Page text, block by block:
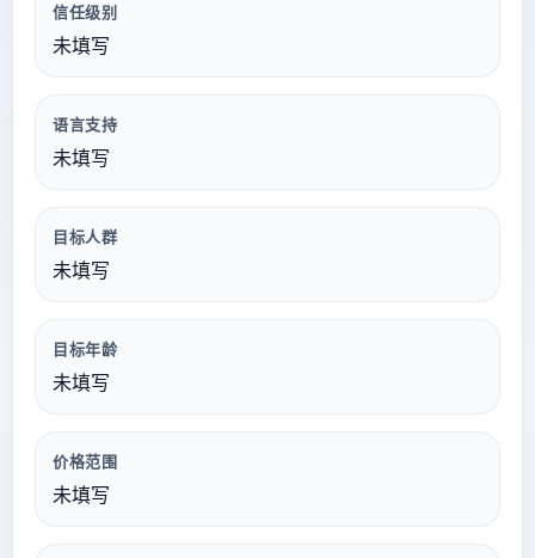
信任级别
未填写
语言支持
未填写
目标人群
未填写
目标年龄
未填写
价格范围
未填写